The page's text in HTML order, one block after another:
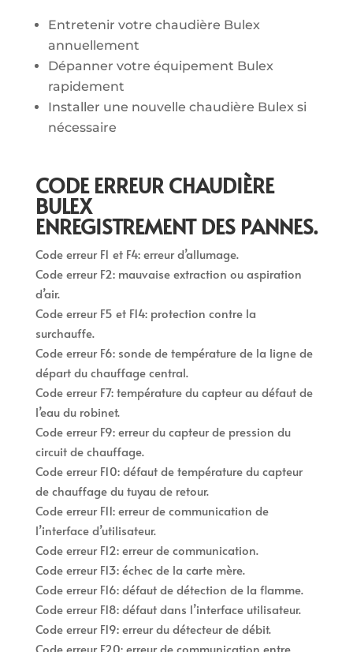
Entretenir votre chaudière Bulex
annuellement
Dépanner votre équipement Bulex
rapidement
Installer une nouvelle chaudière Bulex si
nécessaire
CODE ERREUR CHAUDIÈRE
BULEX
ENREGISTREMENT DES PANNES.
Code erreur F1 et F4: erreur d’allumage.
Code erreur F2: mauvaise extraction ou aspiration
d’air.
Code erreur F5 et F14: protection contre la
surchauffe.
Code erreur F6: sonde de température de la ligne de
départ du chauffage central.
Code erreur F7: température du capteur au défaut de
l’eau du robinet.
Code erreur F9: erreur du capteur de pression du
circuit de chauffage.
Code erreur F10: défaut de température du capteur
de chauffage du tuyau de retour.
Code erreur F11: erreur de communication de
l’interface d’utilisateur.
Code erreur F12: erreur de communication.
Code erreur F13: échec de la carte mère.
Code erreur F16: défaut de détection de la flamme.
Code erreur F18: défaut dans l’interface utilisateur.
Code erreur F19: erreur du détecteur de débit.
Code erreur F20: erreur de communication entre